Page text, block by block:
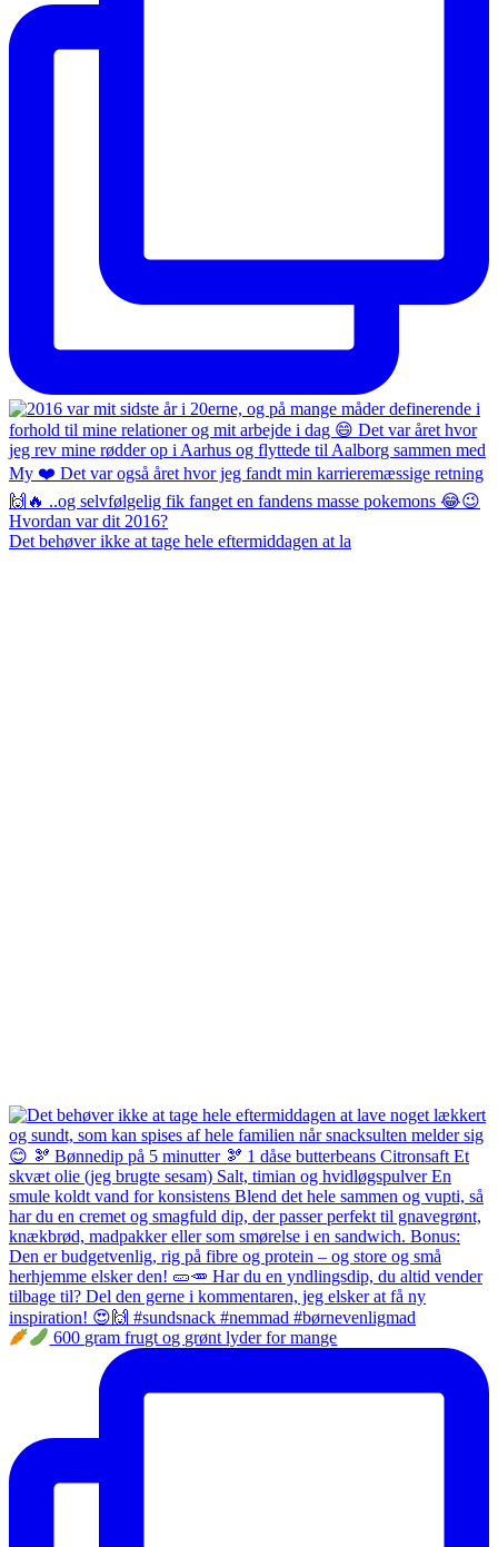
Det behøver ikke at tage hele eftermiddagen at la
600 gram frugt og grønt lyder for mange